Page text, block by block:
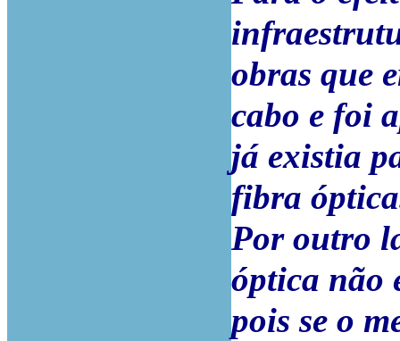
obras que
cabo e foi
já existia
fibra
Por outro
óptica não
pois se o